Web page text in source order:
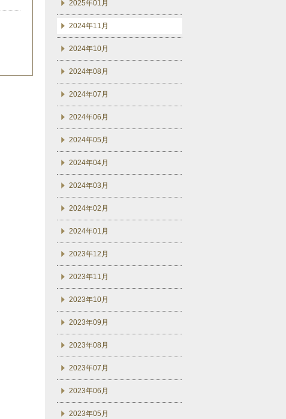
2025年01月
2024年11月
2024年10月
2024年08月
2024年07月
2024年06月
2024年05月
2024年04月
2024年03月
2024年02月
2024年01月
2023年12月
2023年11月
2023年10月
2023年09月
2023年08月
2023年07月
2023年06月
2023年05月